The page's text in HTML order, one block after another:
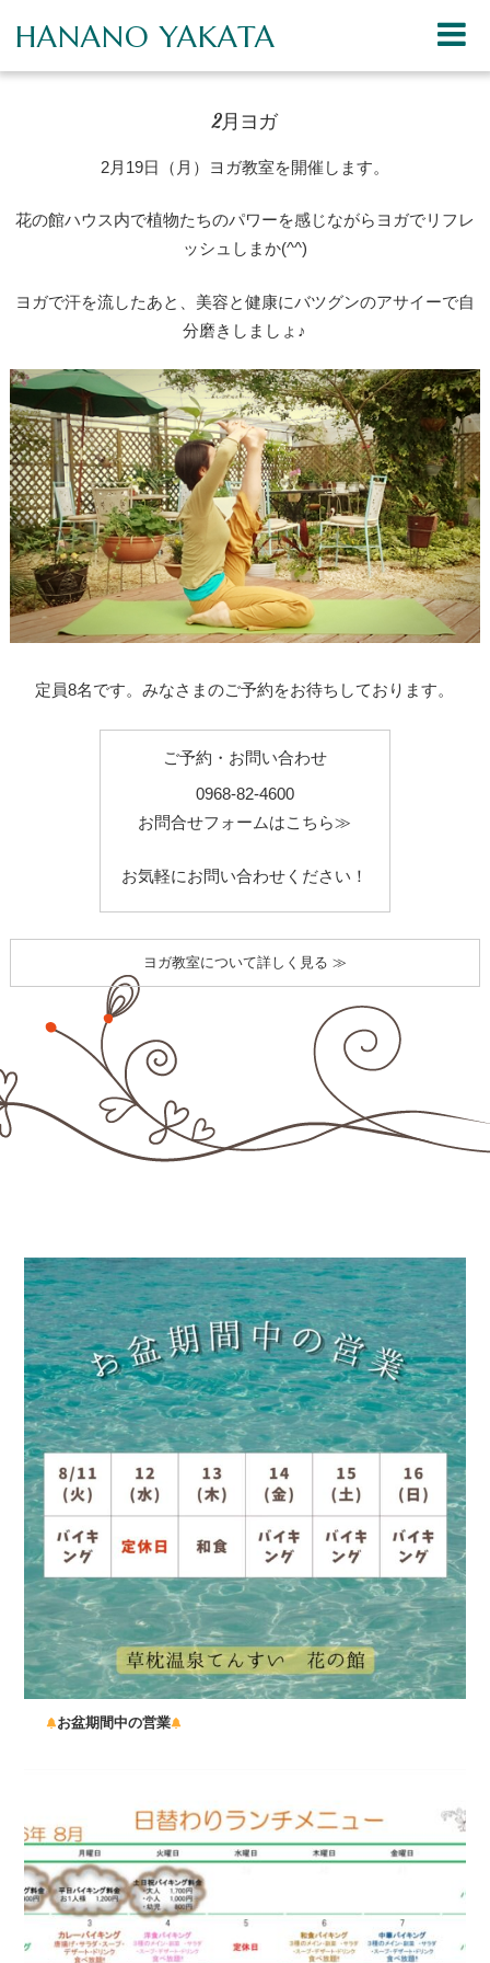
HANANO YAKATA
2月ヨガ
2月19日（月）ヨガ教室を開催します。
花の館ハウス内で植物たちのパワーを感じながらヨガでリフレ
ッシュしまか(^^)
ヨガで汗を流したあと、美容と健康にバツグンのアサイーで自
分磨きしましょ♪
定員8名です。みなさまのご予約をお待ちしております。
ご予約・お問い合わせ
0968-82-4600
お問合せフォームはこちら≫
お気軽にお問い合わせください！
ヨガ教室について詳しく見る ≫
お盆期間中の営業